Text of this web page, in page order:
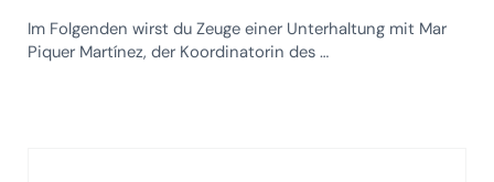
Im Folgenden wirst du Zeuge einer Unterhaltung mit Mar
Piquer Martínez, der Koordinatorin des …